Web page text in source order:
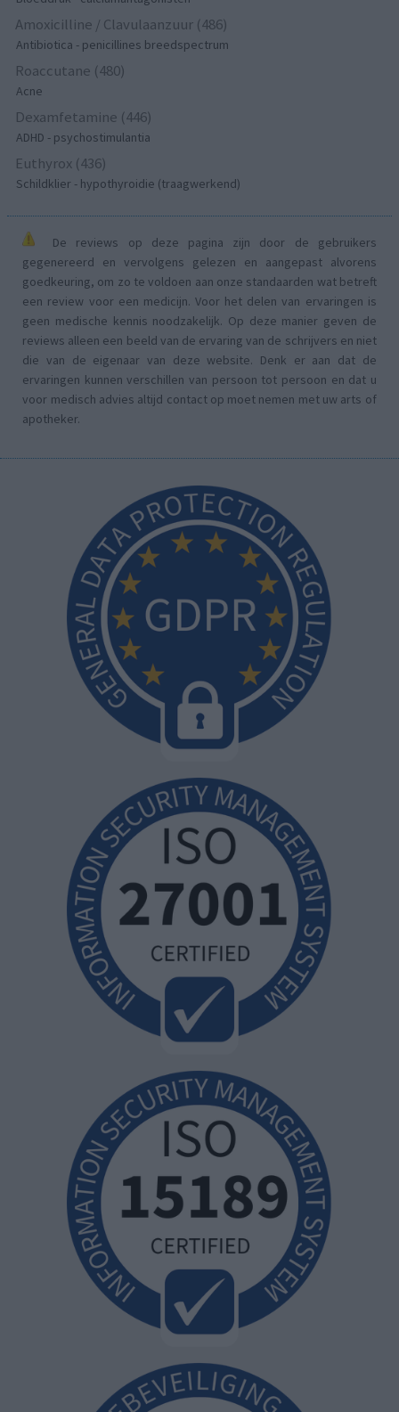
Amoxicilline / Clavulaanzuur (486)
Antibiotica - penicillines breedspectrum
Roaccutane (480)
Acne
Dexamfetamine (446)
ADHD - psychostimulantia
Euthyrox (436)
Schildklier - hypothyroidie (traagwerkend)
De reviews op deze pagina zijn door de gebruikers
gegenereerd en vervolgens gelezen en aangepast alvorens
goedkeuring, om zo te voldoen aan onze standaarden wat betreft
een review voor een medicijn. Voor het delen van ervaringen is
geen medische kennis noodzakelijk. Op deze manier geven de
reviews alleen een beeld van de ervaring van de schrijvers en niet
die van de eigenaar van deze website. Denk er aan dat de
ervaringen kunnen verschillen van persoon tot persoon en dat u
voor medisch advies altijd contact op moet nemen met uw arts of
apotheker.